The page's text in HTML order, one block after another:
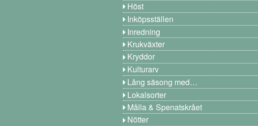
Höst
Inköpsställen
Inredning
Krukväxter
Kryddor
Kulturarv
Lång säsong med…
Lokalsorter
Målla & Spenatskrået
Nötter